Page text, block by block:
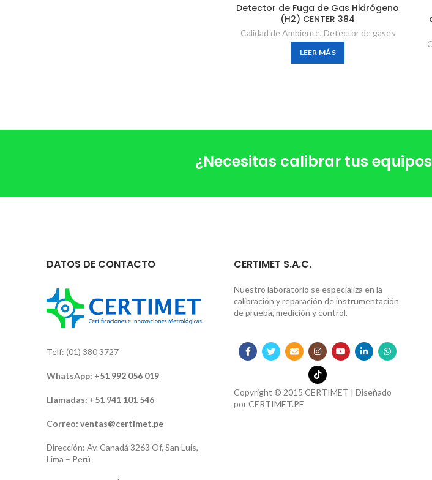
Detector de Fuga de Gas Hidrógeno
(H2) CENTER 384
Calidad de Ambiente, Detector de gases
LEER MÁS
¿Necesitas calibrar tus
DATOS DE CONTACTO
Telf: (01) 380 3727
WhatsApp: +51 992 056 019
Llamadas: +51 941 101 546
Correo: ventas@certimet.pe
Dirección: Av. Canadá 3263 Of, San Luis,
Lima – Perú
CERTIMET S.A.C.
Nuestro laboratorio se especializa en la
calibración y reparación de instrumentación
de prueba, medición y control.
Copyright © 2015 CERTIMET | Diseñado
porCERTIMET.PE